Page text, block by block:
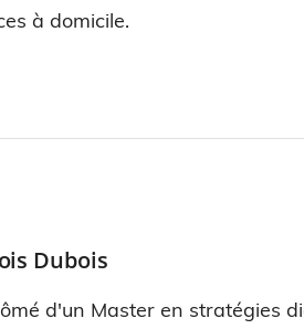
à domicile.
Dubois
d'un Master en stratégies